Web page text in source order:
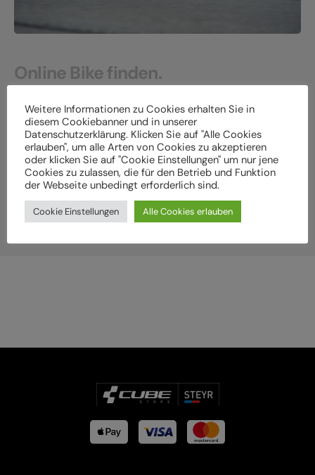
Online Bike finden.
Bei uns im Store abholen.
In unserem cube-store findest du auf 2 Stockwerken
garantiert das perfekte Bike!
Versand und Click & Collect
Weitere Informationen zu Cookies erhalten Sie in
diesem Cookiebanner und in unserer
Datenschutzerklärung. Klicken Sie auf "Alle Cookies
erlauben", um alle Arten von Cookies zu akzeptieren
oder klicken Sie auf "Cookie Einstellungen" um nur jene
Cookies zu zulassen, die für den Betrieb und Funktion
der Webseite unbedingt erforderlich sind.
Cookie Einstellungen Alle Cookies erlauben